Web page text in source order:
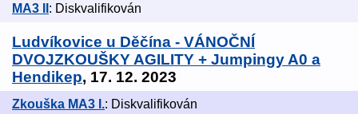
MA3 II : Diskvalifikován
Ludvíkovice u Děčína - VÁNOČNÍ
DVOJZKOUŠKY AGILITY + Jumpingy A0 a
Hendikep, 17. 12. 2023
Zkouška MA3 I.: Diskvalifikován